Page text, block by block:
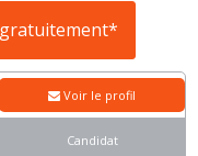
Voir le profil
Candidat